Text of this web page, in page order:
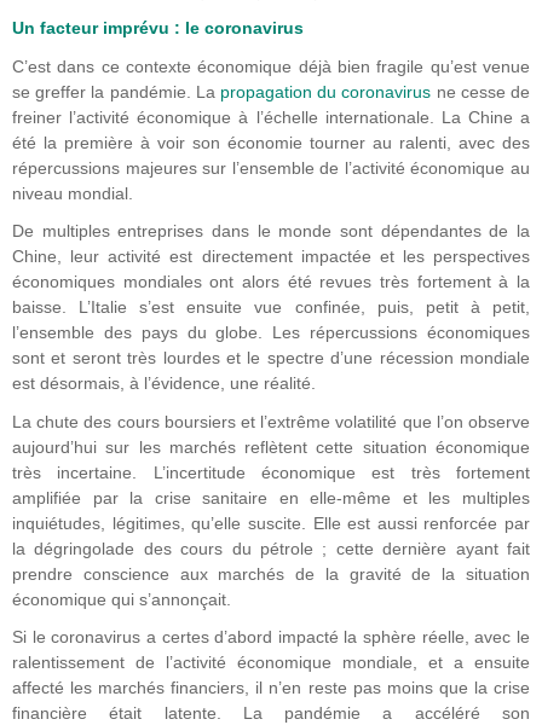
Un facteur imprévu : le coronavirus
C’est dans ce contexte économique déjà bien fragile qu’est venue
se greffer la pandémie. La propagation du coronavirus ne cesse de
freiner l’activité économique à l’échelle internationale. La Chine a
été la première à voir son économie tourner au ralenti, avec des
répercussions majeures sur l’ensemble de l’activité économique au
niveau mondial.
De multiples entreprises dans le monde sont dépendantes de la
Chine, leur activité est directement impactée et les perspectives
économiques mondiales ont alors été revues très fortement à la
baisse. L’Italie s’est ensuite vue confinée, puis, petit à petit,
l’ensemble des pays du globe. Les répercussions économiques
sont et seront très lourdes et le spectre d’une récession mondiale
est désormais, à l’évidence, une réalité.
La chute des cours boursiers et l’extrême volatilité que l’on observe
aujourd’hui sur les marchés reflètent cette situation économique
très incertaine. L’incertitude économique est très fortement
amplifiée par la crise sanitaire en elle-même et les multiples
inquiétudes, légitimes, qu’elle suscite. Elle est aussi renforcée par
la dégringolade des cours du pétrole ; cette dernière ayant fait
prendre conscience aux marchés de la gravité de la situation
économique qui s’annonçait.
Si le coronavirus a certes d’abord impacté la sphère réelle, avec le
ralentissement de l’activité économique mondiale, et a ensuite
affecté les marchés financiers, il n’en reste pas moins que la crise
financière était latente. La pandémie a accéléré son